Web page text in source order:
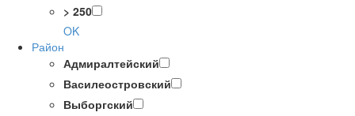
> 250
OK
Район
Адмиралтейский
Василеостровский
Выборгский